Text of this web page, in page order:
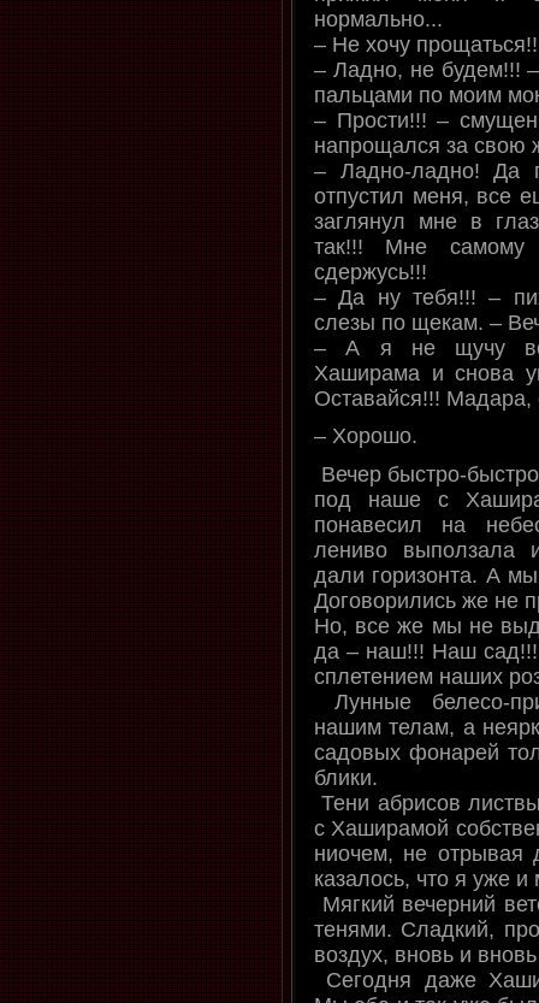
нормально...
– Не хочу
– Ладно, не будем!!!
пальцами по моим
– Прости!!! –
напрощался за свою
– Ладно-ладно! Да
отпустил меня, все
заглянул мне в
так!!! Мне
сдержусь!!!
– Да ну тебя!!! –
слезы по щекам. –
– А я не щучу
Хаширама и снова
Оставайся!!! Мадара,
– Хорошо.
Вечер быстро-
под наше с
понавесил на
лениво выползала
дали горизонта. А
Договорились же не
Но, все же мы не
да – наш!!! Наш
сплетением наших
Лунные белесо-
нашим телам, а
садовых фонарей
блики.
Тени абрисов
с Хаширамой
ниочем, не отрывая
казалось, что я уже
Мягкий вечерний
тенями. Сладкий,
воздух, вновь и
Сегодня даже